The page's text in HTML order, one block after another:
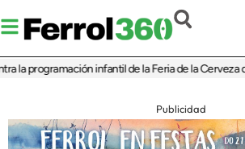
infantil de la Feria de la Cerveza de
Publicidad